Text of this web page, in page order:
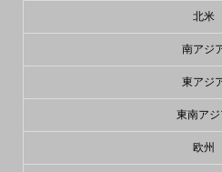
北米
南アジ
東アジ
東南アジ
欧州